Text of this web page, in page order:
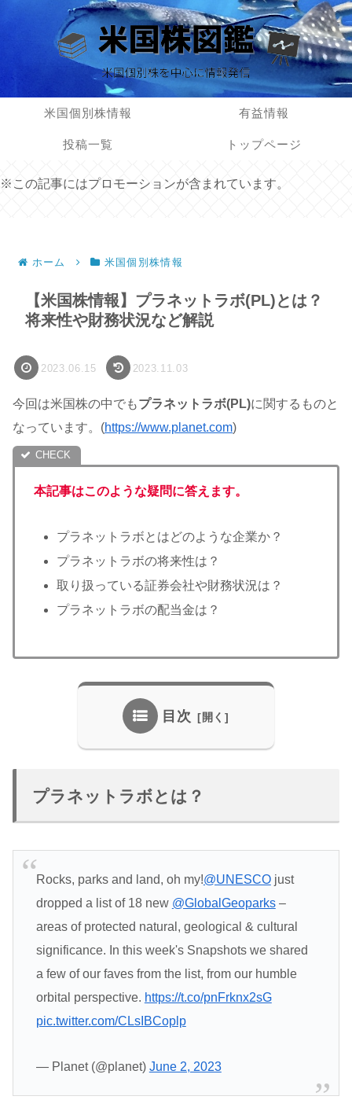
米国個別株情報 有益情報
投稿一覧 トップページ
※この記事にはプロモーションが含まれています。
ホーム 米国個別株情報
【米国株情報】プラネットラボ(PL)とは？
将来性や財務状況など解説
2023.06.15 2023.11.03
今回は米国株の中でもプラネットラボ(PL)に関するものと
なっています。(https://www.planet.com)
本記事はこのような疑問に答えます。
プラネットラボとはどのような企業か？
プラネットラボの将来性は？
取り扱っている証券会社や財務状況は？
プラネットラボの配当金は？
目次
プラネットラボとは？
Rocks, parks and land, oh my!@UNESCOjust
dropped a list of 18 new @GlobalGeoparks–
areas of protected natural, geological & cultural
significance. In this week's Snapshots we shared
a few of our faves from the list, from our humble
orbital perspective. https://t.co/pnFrknx2sG
pic.twitter.com/CLsIBCoplp
— Planet (@planet) June 2, 2023